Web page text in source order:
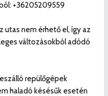
+36205209559
nem érhető el, így az
változásokból adódó
repülőgépek
haladó késésűk esetén